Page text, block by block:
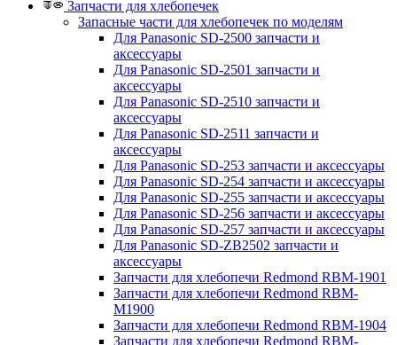
Запчасти для хлебопечек
Запасные части для хлебопечек по моделям
Для Panasonic SD-2500 запчасти и
аксессуары
Для Panasonic SD-2501 запчасти и
аксессуары
Для Panasonic SD-2510 запчасти и
аксессуары
Для Panasonic SD-2511 запчасти и
аксессуары
Для Panasonic SD-253 запчасти и аксессуары
Для Panasonic SD-254 запчасти и аксессуары
Для Panasonic SD-255 запчасти и аксессуары
Для Panasonic SD-256 запчасти и аксессуары
Для Panasonic SD-257 запчасти и аксессуары
Для Panasonic SD-ZB2502 запчасти и
аксессуары
Запчасти для хлебопечи Redmond RBM-1901
Запчасти для хлебопечи Redmond RBM-
M1900
Запчасти для хлебопечи Redmond RBM-1904
Запчасти для хлебопечи Redmond RBM-